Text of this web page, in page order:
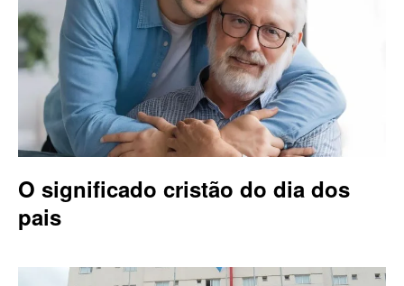
O significado cristão do dia dos
pais